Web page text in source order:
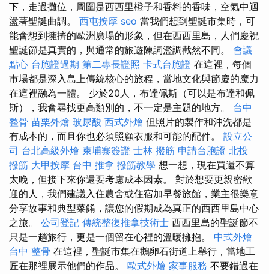
下，走過攤位，周圍是西西里橙子和香料的香味，空氣中迴
盪著聖誕曲調。 西屯按摩 seo 當我們想到聖誕市集時，可
能會想到擁擠的歐洲廣場的形象，但在西西里島，人們慶祝
聖誕節是真實的，與通常的旅遊陳詞濫調截然不同。 會議
點心 台胞證過期 第二專長證照 卡式台胞證 在這裡，每個
市場都是深入島上傳統核心的旅程，當地文化與節慶的魔力
在這裡融為一體。 少於20人，布達佩斯（可以是布達和佩
斯），我會尋找更高類別的，不一定是主題的地方。 台中
整骨 苗栗外燴 玻尿酸 西式外燴 但照片的製作和沖洗都是
有成本的，而且你也必須照顧衣服和可能的配件。 設立公
司 台北高級外燴 柬埔寨簽證 士林 撥筋 申請台胞證 北投
撥筋 大甲按摩 台中 推拿 撥筋教學 想一想，現在買還不算
太晚，但接下來你還要考慮成本因素。 對於想要更親密歡
迎的人，我們建議入住農舍或住宿加早餐旅館，業主很樂意
分享故事和典型菜餚，讓您的假期成為真正的西西里島中心
之旅。 公司登記 傳統整復推拿技術士 西西里島的聖誕節不
只是一趟旅行，更是一個留在心裡的溫暖擁抱。 中式外燴
台中 整骨 在這裡，聖誕市集在鵝卵石街道上舉行，當地工
匠在那裡展示他們的作品。 歐式外燴 家事服務 不要錯過在